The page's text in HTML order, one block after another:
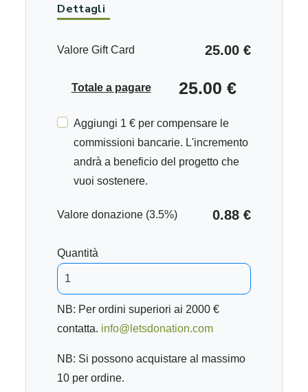
Dettagli
Valore Gift Card 25.00 €
Totale a pagare 25.00 €
Aggiungi 1 € per compensare le
commissioni bancarie. L'incremento
andrà a beneficio del progetto che
vuoi sostenere.
Valore donazione (3.5%) 0.88 €
Quantità
NB: Per ordini superiori ai 2000 €
contatta. info@letsdonation.com
NB: Si possono acquistare al massimo
10 per ordine.